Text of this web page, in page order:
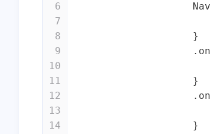
6
7
8
9
10
11
12
13
14
                    }
                    }
                    }